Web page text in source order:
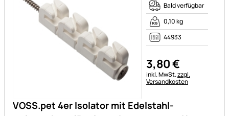
VOSS.pet 4er Isolator mit Edelstahl-
Bald verfügbar
0,10 kg
44933
3,80€
Steuerhinweis:
inkl. MwSt.zzgl.
Versandkosten